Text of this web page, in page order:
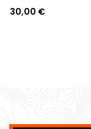
30,00 €